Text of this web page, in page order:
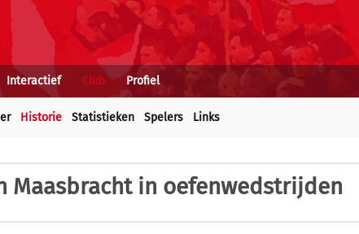
Interactief Club Profiel
Historie Statistieken Spelers Links
Maasbracht in oefenwedstrijden